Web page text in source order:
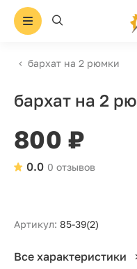
бархат на 2 рюмки
бархат на 2
800 ₽
0 отзывов
0.0
Артикул: 85-39(2)
Все характеристики